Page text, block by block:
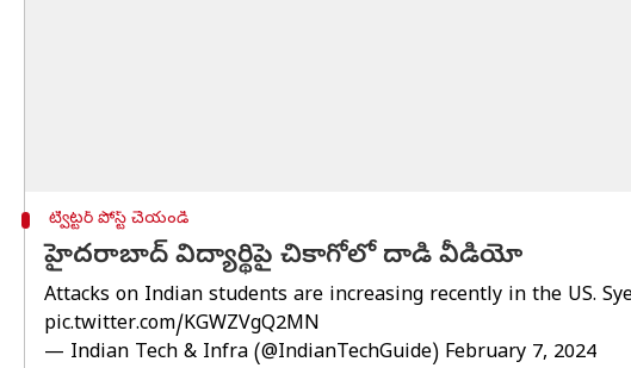
ట్విట్టర్ పోస్ట్ చేయండి
హైదరాబాద్ విద్యార్థిపై చికాగోలో దాడి వీడియో
Attacks on Indian students are increasing recently in the US.
pic.twitter.com/KGWZVgQ2MN
— Indian Tech & Infra (@IndianTechGuide) February 7, 2024